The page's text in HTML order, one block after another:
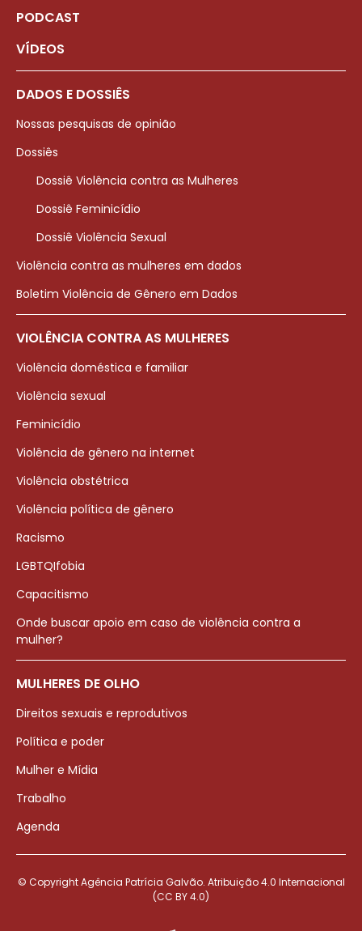
PODCAST
VÍDEOS
DADOS E DOSSIÊS
Nossas pesquisas de opinião
Dossiês
Dossiê Violência contra as Mulheres
Dossiê Feminicídio
Dossiê Violência Sexual
Violência contra as mulheres em dados
Boletim Violência de Gênero em Dados
VIOLÊNCIA CONTRA AS MULHERES
Violência doméstica e familiar
Violência sexual
Feminicídio
Violência de gênero na internet
Violência obstétrica
Violência política de gênero
Racismo
LGBTQIfobia
Capacitismo
Onde buscar apoio em caso de violência contra a
mulher?
MULHERES DE OLHO
Direitos sexuais e reprodutivos
Política e poder
Mulher e Mídia
Trabalho
Agenda
© Copyright Agência Patrícia Galvão. Atribuição 4.0 Internacional
(CC BY 4.0)